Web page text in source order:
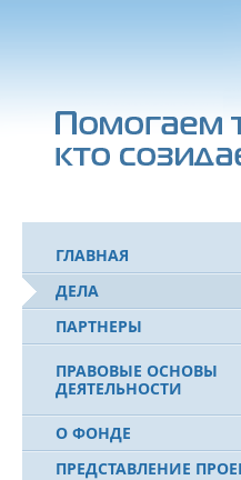
ГЛАВНАЯ
ДЕЛА
ПАРТНЕРЫ
ПРАВОВЫЕ ОСНОВЫ
ДЕЯТЕЛЬНОСТИ
О ФОНДЕ
ПРЕДСТАВЛЕНИЕ